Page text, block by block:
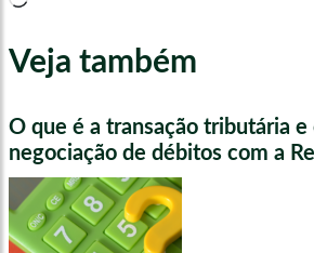
Veja também
O que é a transação tributária
negociação de débitos com a